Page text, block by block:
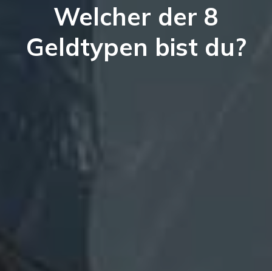
Welcher der 8
Geldtypen bist du?